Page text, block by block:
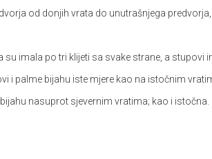
od donjih vrata do unutrašnjega
su imala po tri klijeti sa svake strane, a
i palme bijahu iste mjere kao na istočnim
nasuprot sjevernim vratima; kao i